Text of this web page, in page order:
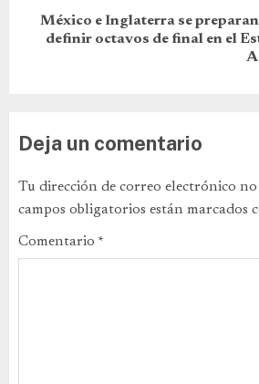
México e Inglaterra se
definir octavos de final en el
Deja un comentario
Tu dirección de correo electrónico no
campos obligatorios están marcados
Comentario *